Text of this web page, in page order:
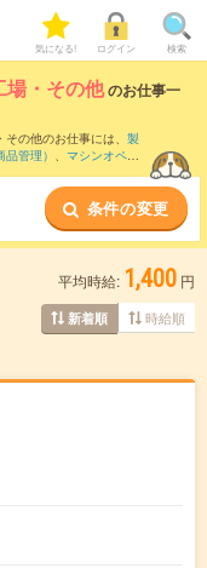
気になる! ログイン 検索
場・その他のお仕事一
の他のお仕事には、 製
管理） 、 マシンオペレ
条件の変更
平均時給: 1,400 円
新着順 時給順